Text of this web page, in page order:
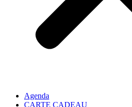
Agenda
CARTE CADEAU